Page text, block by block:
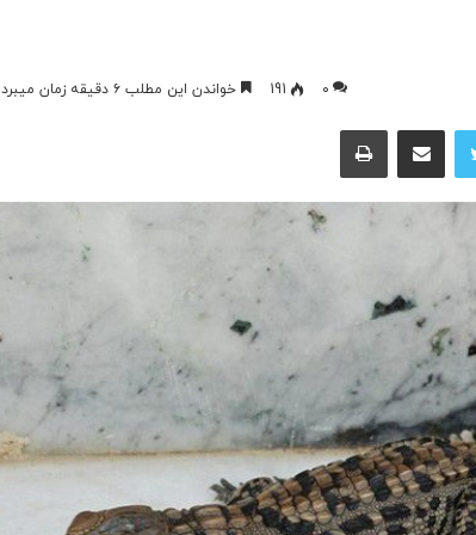
۰ 191 خواندن این مطلب ۶ دقیقه زمان میبرد
توییتر اشتراک گذاری از طریق ایمیل چاپمی‌تواند
جای
را
آیا فناوری می‌تواند جای آتش‌نشان‌ها